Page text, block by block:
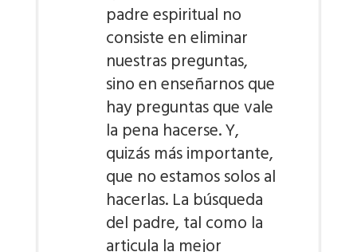
padre espiritual no
consiste en eliminar
nuestras preguntas,
sino en enseñarnos que
hay preguntas que vale
la pena hacerse. Y,
quizás más importante,
que no estamos solos al
hacerlas. La búsqueda
del padre, tal como la